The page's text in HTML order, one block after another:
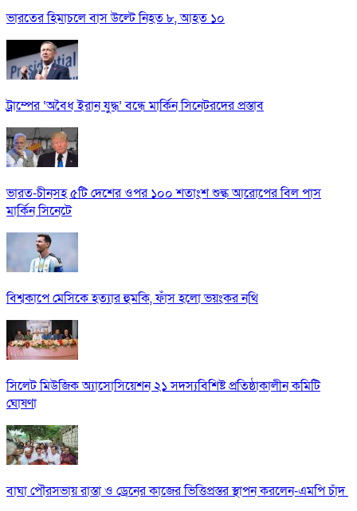
ভারতের হিমাচলে বাস উল্টে নিহত ৮, আহত ১০
ট্রাম্পের ‘অবৈধ ইরান যুদ্ধ’ বন্ধে মার্কিন সিনেটরদের প্রস্তাব
ভারত-চীনসহ ৫টি দেশের ওপর ১০০ শতাংশ শুল্ক আরোপের বিল পাস
মার্কিন সিনেটে
বিশ্বকাপে মেসিকে হত্যার হুমকি, ফাঁস হলো ভয়ংকর নথি
সিলেট মিউজিক অ্যাসোসিয়েশন ২১ সদস্যবিশিষ্ট প্রতিষ্ঠাকালীন কমিটি
ঘোষণা
বাঘা পৌরসভায় রাস্তা ও ড্রেনের কাজের ভিত্তিপ্রস্তর স্থাপন করলেন-এমপি চাঁদ